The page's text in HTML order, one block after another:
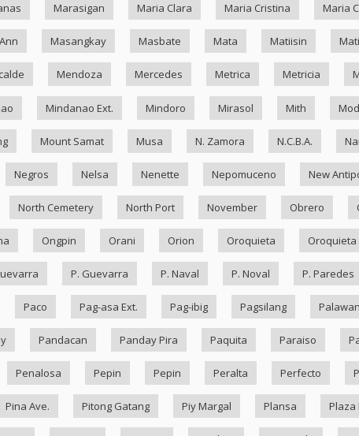
Marasigan Maria Clara Maria Cristina Maria
Masangkay Masbate Mata Matiisin
Mendoza Mercedes Metrica Metricia
Mindanao Ext. Mindoro Mirasol Mith
Mount Samat Musa N. Zamora N.C.B.A.
Negros Nelsa Nenette Nepomuceno New
North Cemetery North Port November Obrero
Ongpin Orani Orion Oroquieta Oroquieta
P. Guevarra P. Naval P. Noval P. Paredes
Paco Pag-asa Ext. Pag-ibig Pagsilang Palawan
Pandacan Panday Pira Paquita Paraiso
Penalosa Pepin Pepin Peralta Perfecto
Pina Ave. Pitong Gatang Piy Margal Plansa Plaza